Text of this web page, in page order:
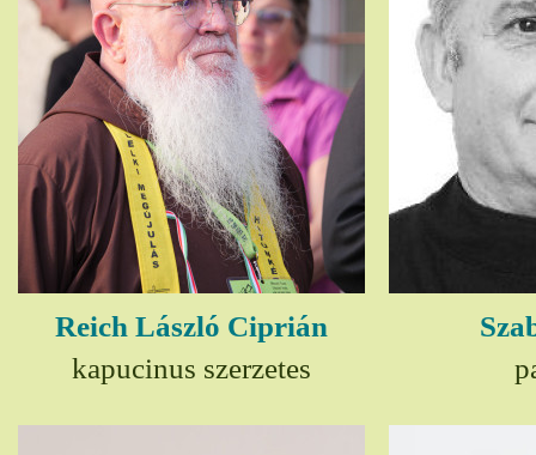
Reich László Ciprián
kapucinus szerzetes